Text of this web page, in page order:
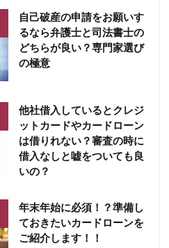
自己破産の申請をお願いす
るなら弁護士と司法書士の
どちらが良い？専門家選び
の極意
他社借入しているとクレジ
ットカードやカードローン
は借りれない？審査の時に
借入なしと嘘をついても良
いの？
年末年始に必須！？準備し
ておきたいカードローンを
ご紹介します！！